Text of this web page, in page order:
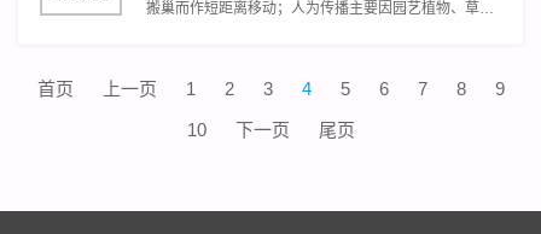
搬巢而作短距离移动；人为传播主要因园艺植物、草
首页 上一页 1 2 3 4 5 6 7 8
9
10
下一页 尾页